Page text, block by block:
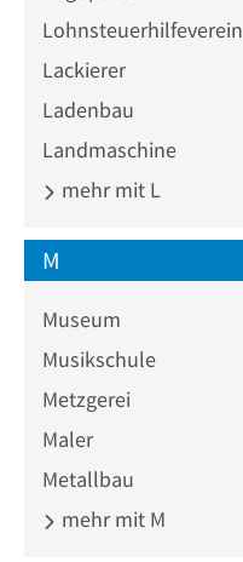
Lohnsteuerhilfeverein
Lackierer
Ladenbau
Landmaschine
mehr mit L
M
Museum
Musikschule
Metzgerei
Maler
Metallbau
mehr mit M